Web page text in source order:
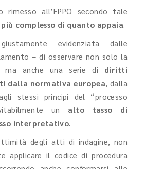
all’EPPO secondo tale
più complesso di quanto appaia
evidenziata dalle
– di osservare non solo la
ma anche una serie di diritti
dalla normativa europea , dalla
stessi principi del “processo
un alto tasso di
interpretativo
degli atti di indagine, non
applicare il codice di procedura